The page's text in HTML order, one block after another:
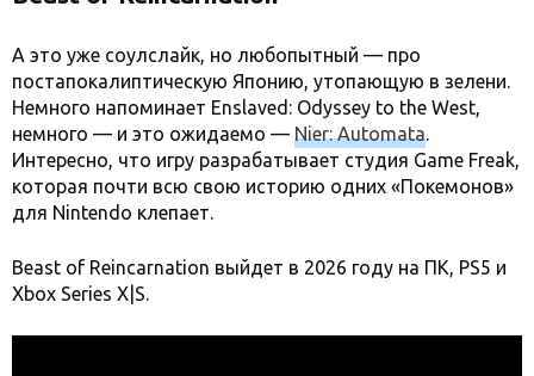
А это уже соулслайк, но любопытный — про
постапокалиптическую Японию, утопающую в зелени.
Немного напоминает Enslaved: Odyssey to the West,
немного — и это ожидаемо — Nier: Automata.
Интересно, что игру разрабатывает студия Game Freak,
которая почти всю свою историю одних «Покемонов»
для Nintendo клепает.
Beast of Reincarnation выйдет в 2026 году на ПК, PS5 и
Xbox Series X|S.